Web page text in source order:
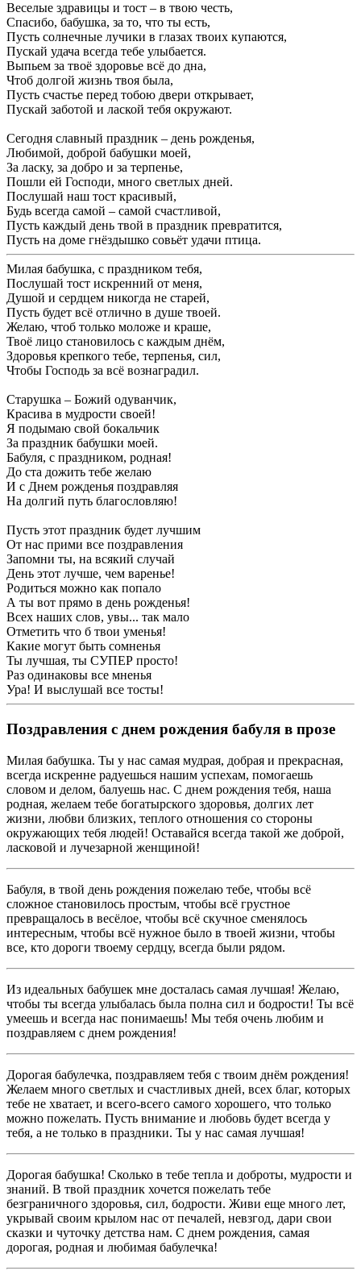
Веселые здравицы и тост – в твою честь,
Спасибо, бабушка, за то, что ты есть,
Пусть солнечные лучики в глазах твоих купаются,
Пускай удача всегда тебе улыбается.
Выпьем за твоё здоровье всё до дна,
Чтоб долгой жизнь твоя была,
Пусть счастье перед тобою двери открывает,
Пускай заботой и лаской тебя окружают.
Сегодня славный праздник – день рожденья,
Любимой, доброй бабушки моей,
За ласку, за добро и за терпенье,
Пошли ей Господи, много светлых дней.
Послушай наш тост красивый,
Будь всегда самой – самой счастливой,
Пусть каждый день твой в праздник превратится,
Пусть на доме гнёздышко совьёт удачи птица.
Милая бабушка, с праздником тебя,
Послушай тост искренний от меня,
Душой и сердцем никогда не старей,
Пусть будет всё отлично в душе твоей.
Желаю, чтоб только моложе и краше,
Твоё лицо становилось с каждым днём,
Здоровья крепкого тебе, терпенья, сил,
Чтобы Господь за всё вознаградил.
Старушка – Божий одуванчик,
Красива в мудрости своей!
Я подымаю свой бокальчик
За праздник бабушки моей.
Бабуля, с праздником, родная!
До ста дожить тебе желаю
И с Днем рожденья поздравляя
На долгий путь благословляю!
Пусть этот праздник будет лучшим
От нас прими все поздравления
Запомни ты, на всякий случай
День этот лучше, чем варенье!
Родиться можно как попало
А ты вот прямо в день рожденья!
Всех наших слов, увы... так мало
Отметить что б твои уменья!
Какие могут быть сомненья
Ты лучшая, ты СУПЕР просто!
Раз одинаковы все мненья
Ура! И выслушай все тосты!
Поздравления с днем рождения бабуля в прозе
Милая бабушка. Ты у нас самая мудрая, добрая и прекрасная,
всегда искренне радуешься нашим успехам, помогаешь
словом и делом, балуешь нас. С днем рождения тебя, наша
родная, желаем тебе богатырского здоровья, долгих лет
жизни, любви близких, теплого отношения со стороны
окружающих тебя людей! Оставайся всегда такой же доброй,
ласковой и лучезарной женщиной!
Бабуля, в твой день рождения пожелаю тебе, чтобы всё
сложное становилось простым, чтобы всё грустное
превращалось в весёлое, чтобы всё скучное сменялось
интересным, чтобы всё нужное было в твоей жизни, чтобы
все, кто дороги твоему сердцу, всегда были рядом.
Из идеальных бабушек мне досталась самая лучшая! Желаю,
чтобы ты всегда улыбалась была полна сил и бодрости! Ты всё
умеешь и всегда нас понимаешь! Мы тебя очень любим и
поздравляем с днем рождения!
Дорогая бабулечка, поздравляем тебя с твоим днём рождения!
Желаем много светлых и счастливых дней, всех благ, которых
тебе не хватает, и всего-всего самого хорошего, что только
можно пожелать. Пусть внимание и любовь будет всегда у
тебя, а не только в праздники. Ты у нас самая лучшая!
Дорогая бабушка! Сколько в тебе тепла и доброты, мудрости и
знаний. В твой праздник хочется пожелать тебе
безграничного здоровья, сил, бодрости. Живи еще много лет,
укрывай своим крылом нас от печалей, невзгод, дари свои
сказки и чуточку детства нам. С днем рождения, самая
дорогая, родная и любимая бабулечка!